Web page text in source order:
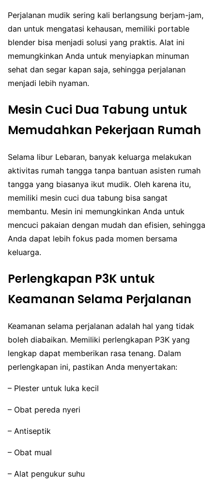
Perjalanan mudik sering kali berlangsung berjam-jam,
dan untuk mengatasi kehausan, memiliki portable
blender bisa menjadi solusi yang praktis. Alat ini
memungkinkan Anda untuk menyiapkan minuman
sehat dan segar kapan saja, sehingga perjalanan
menjadi lebih nyaman.
Mesin Cuci Dua Tabung untuk
Memudahkan Pekerjaan Rumah
Selama libur Lebaran, banyak keluarga melakukan
aktivitas rumah tangga tanpa bantuan asisten rumah
tangga yang biasanya ikut mudik. Oleh karena itu,
memiliki mesin cuci dua tabung bisa sangat
membantu. Mesin ini memungkinkan Anda untuk
mencuci pakaian dengan mudah dan efisien, sehingga
Anda dapat lebih fokus pada momen bersama
keluarga.
Perlengkapan P3K untuk
Keamanan Selama Perjalanan
Keamanan selama perjalanan adalah hal yang tidak
boleh diabaikan. Memiliki perlengkapan P3K yang
lengkap dapat memberikan rasa tenang. Dalam
perlengkapan ini, pastikan Anda menyertakan:
– Plester untuk luka kecil
– Obat pereda nyeri
– Antiseptik
– Obat mual
– Alat pengukur suhu